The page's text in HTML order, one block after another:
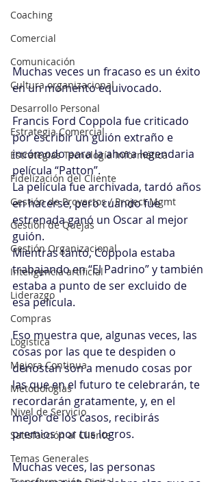
Coaching
Comercial
Comunicación
Cultura organizacional
Desarrollo Personal
Estrategia Comercial
Estrategias Tecnología Informática
Fidelización del Cliente
Gestión de Proyectos / Project Mgmt
Gestión de Quejas
Gestión Organizacional
Inteligencia artificial
Liderazgo
Compras
Logística
Mejora Continua
Metodologías
Nivel de Servicio
Satisfacción al Cliente
Temas Generales
Muchas veces un fracaso es un éxito
en un momento equivocado.
Francis Ford Coppola fue criticado
por escribir un guión extraño e
incómodo para la ahora legendaria
película “Patton”.
La película fue archivada, tardó años
en hacerse, pero cuando fue
estrenada ganó un Oscar al mejor
guión.
Mientras tanto, Coppola estaba
trabajando en “El Padrino” y también
estaba a punto de ser excluido de
esa película.
Eso muestra que, algunas veces, las
cosas por las que te despiden o
denostan son a menudo cosas por
las que en el futuro te celebrarán, te
recordarán gratamente, y, en el
mejor de los casos, recibirás
premios por tus logros.
Muchas veces, las personas